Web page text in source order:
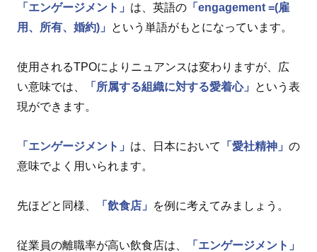
「エンゲージメント」 は、英語の 「engagement =(雇
用、所有、婚約)」
という単語がもとになっています。
使用されるTPOによりニュアンスは変わりますが、広
い意味では、
「所属する組織に対する愛着心」
という表
現ができます。
「エンゲージメント」 は、日本において 「愛社精神」 の
意味でよく用いられます。
先ほどと同様、 「飲食店」 を例に考えてみましょう。
従業員の離職率が高い飲食店は、
「エンゲージメント」